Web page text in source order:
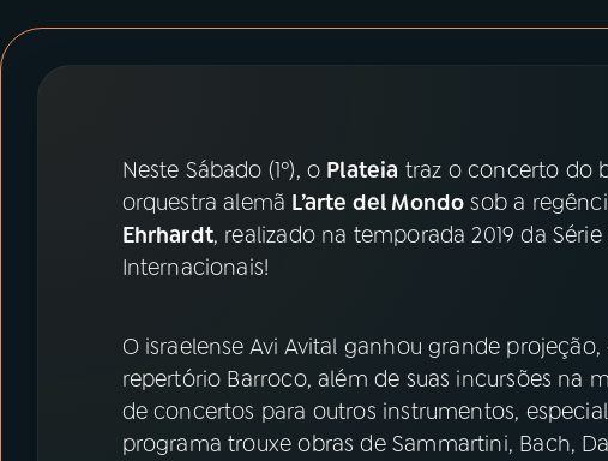
06VIDEOCASTS
PRÊMIO RÁDIO MEC
ACOMPANHE A RÁDIO MEC
Instagram X
Neste Sábado (1º), o Plateia traz o concerto do
orquestra alemã L’arte del Mondo sob a
Ehrhardt, realizado na temporada 2019 da
Internacionais!
O israelense Avi Avital ganhou grande
repertório Barroco, além de suas incursões na
de concertos para outros instrumentos,
programa trouxe obras de Sammartini, Bach,